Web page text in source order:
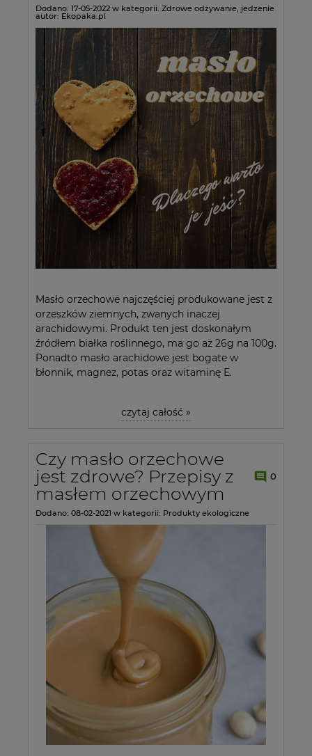
Dodano: 17-05-2022 w kategorii: Zdrowe odżywanie, jedzenie
autor: Ekopaka.pl
Masło orzechowe najczęściej produkowane jest z
orzeszków ziemnych, zwanych inaczej
arachidowymi. Produkt ten jest doskonałym
źródłem białka roślinnego, ma go aż 26g na 100g.
Ponadto masło arachidowe jest bogate w
błonnik, magnez, potas oraz witaminę E.
czytaj całość »
Czy masło orzechowe
jest zdrowe? Przepisy z
masłem orzechowym
0
Dodano: 08-02-2021 w kategorii: Produkty ekologiczne